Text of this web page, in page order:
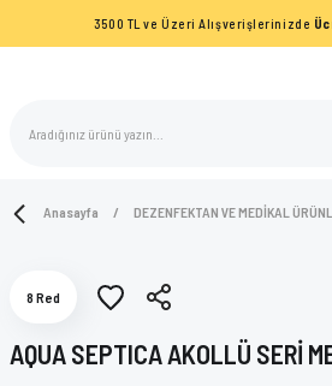
3500 TL ve Üzeri Alışverişlerinizde
Anasayfa DEZENFEKTAN VE MEDİKAL
8 Red
AQUA SEPTICA AKOLLÜ SERİ